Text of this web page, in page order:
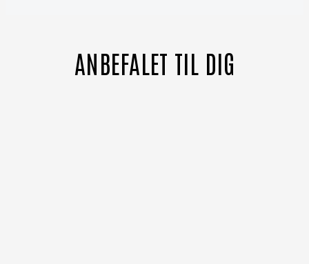
ANBEFALET TIL DIG